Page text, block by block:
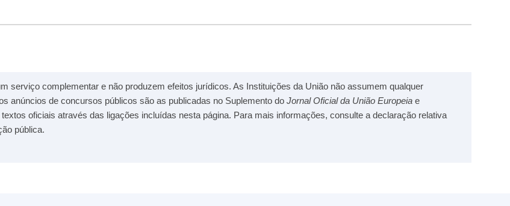
serviço complementar e não produzem efeitos jurídicos. As Instituições da União não assumem qualquer
anúncios de concursos públicos são as publicadas no Suplemento do Jornal Oficial da União Europeia e
oficiais através das ligações incluídas nesta página. Para mais informações, consulte a declaração relativa
pública.